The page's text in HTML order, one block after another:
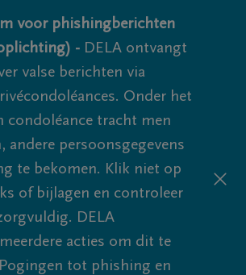
voor phishingberichten
- DELA ontvangt
valse berichten via
Onder het
condoléance tracht men
andere persoonsgegevens
te bekomen. Klik niet op
of bijlagen en controleer
DELA
acties om dit te
tot phishing en